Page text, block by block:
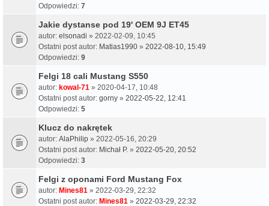
Odpowiedzi: 7
Jakie dystanse pod 19' OEM 9J ET45
autor: elsonadi » 2022-02-09, 10:45
Ostatni post autor: Matias1990 » 2022-08-10, 15:49
Odpowiedzi: 9
Felgi 18 cali Mustang S550
autor: kowal-71 » 2020-04-17, 10:48
Ostatni post autor: gorny » 2022-05-22, 12:41
Odpowiedzi: 5
Klucz do nakrętek
autor: AlaPhilip » 2022-05-16, 20:29
Ostatni post autor: Michał P. » 2022-05-20, 20:52
Odpowiedzi: 3
Felgi z oponami Ford Mustang Fox
autor: Mines81 » 2022-03-29, 22:32
Ostatni post autor: Mines81 » 2022-03-29, 22:32